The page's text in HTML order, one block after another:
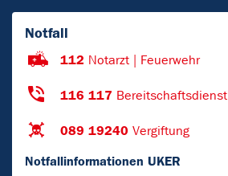
Notfall
112 Notarzt | Feuerwehr
116 117 Bereitschaftsdienst
089 19240 Vergiftung
Notfallinformationen UKER